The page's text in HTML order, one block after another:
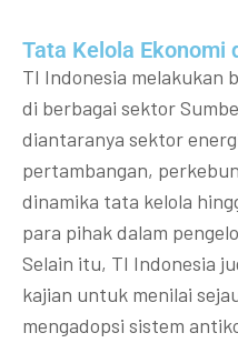
Tata Kelola Ekonomi
TI Indonesia melakukan
di berbagai sektor
diantaranya sektor
pertambangan,
dinamika tata kelola
para pihak dalam
Selain itu, TI Indonesia
kajian untuk menilai
mengadopsi sistem